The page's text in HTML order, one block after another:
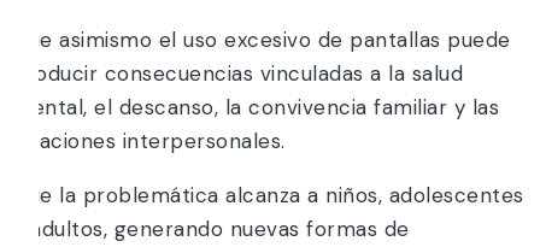
Que asimismo el uso excesivo de pantallas puede
producir consecuencias vinculadas a la salud
mental, el descanso, la convivencia familiar y las
relaciones interpersonales.
Que la problemática alcanza a niños, adolescentes
y adultos, generando nuevas formas de